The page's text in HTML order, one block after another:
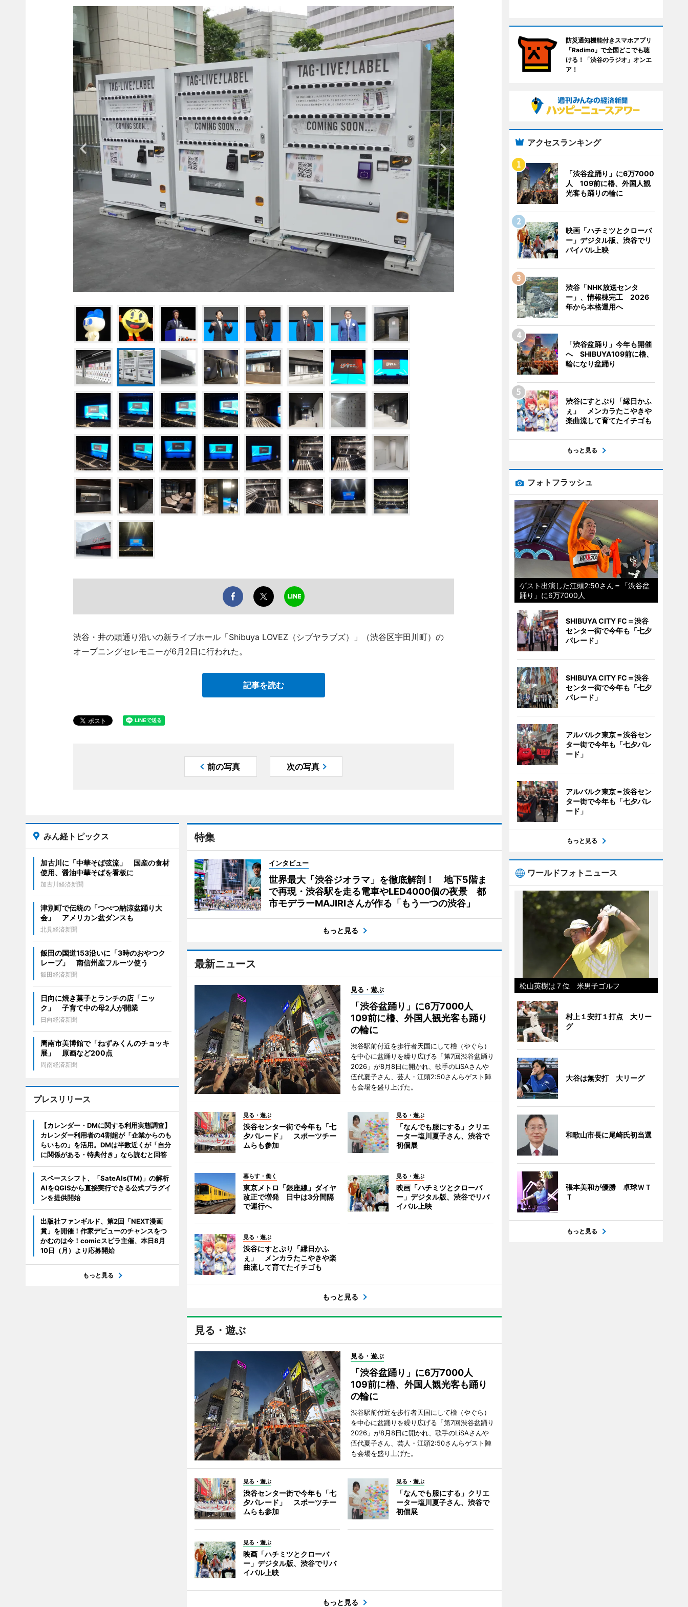
渋谷・井の頭通り沿いの新ライブホール「Shibuya LOVEZ（シブヤラブズ）」（渋谷区宇田川町）の
オープニングセレモニーが6月2日に行われた。
記事を読む
前の写真 次の写真
特集
インタビュー
世界最大「渋谷ジオラマ」を徹底解剖！ 地下5階ま
で再現・渋谷駅を走る電車やLED4000個の夜景 都
市モデラーMAJIRIさんが作る「もう一つの渋谷」
もっと見る
最新ニュース
見る・遊ぶ
「渋谷盆踊り」に6万7000人
109前に櫓、外国人観光客も踊り
の輪に
渋谷駅前付近を歩行者天国にして櫓（やぐら）
を中心に盆踊りを繰り広げる「第7回渋谷盆踊り
2026」が8月8日に開かれ、歌手のLiSAさんや
伍代夏子さん、芸人・江頭2:50さんらゲスト陣
も会場を盛り上げた。
見る・遊ぶ
渋谷センター街で今年も「七
夕パレード」 スポーツチー
ムらも参加
見る・遊ぶ
「なんでも服にする」クリエ
ーター塩川夏子さん、渋谷で
初個展
暮らす・働く
東京メトロ「銀座線」ダイヤ
改正で増発 日中は3分間隔
で運行へ
見る・遊ぶ
映画「ハチミツとクローバ
ー」デジタル版、渋谷でリバ
イバル上映
見る・遊ぶ
渋谷にすとぷり「縁日かふ
ぇ」 メンカラたこやきや楽
曲流して育てたイチゴも
もっと見る
見る・遊ぶ
見る・遊ぶ
「渋谷盆踊り」に6万7000人
109前に櫓、外国人観光客も踊り
の輪に
渋谷駅前付近を歩行者天国にして櫓（やぐら）
を中心に盆踊りを繰り広げる「第7回渋谷盆踊り
2026」が8月8日に開かれ、歌手のLiSAさんや
伍代夏子さん、芸人・江頭2:50さんらゲスト陣
も会場を盛り上げた。
見る・遊ぶ
渋谷センター街で今年も「七
夕パレード」 スポーツチー
ムらも参加
見る・遊ぶ
「なんでも服にする」クリエ
ーター塩川夏子さん、渋谷で
初個展
見る・遊ぶ
映画「ハチミツとクローバ
ー」デジタル版、渋谷でリバ
イバル上映
もっと見る
みん経トピックス
加古川に「中華そば弦流」 国産の食材
使用、醤油中華そばを看板に
加古川経済新聞
津別町で伝統の「つべつ納涼盆踊り大
会」 アメリカン盆ダンスも
北見経済新聞
飯田の国道153沿いに「3時のおやつク
レープ」 南信州産フルーツ使う
飯田経済新聞
日向に焼き菓子とランチの店「ニッ
ク」 子育て中の母2人が開業
日向経済新聞
周南市美博館で「ねずみくんのチョッキ
展」 原画など200点
周南経済新聞
プレスリリース
【カレンダー・DMに関する利用実態調査】
カレンダー利用者の4割超が「企業からのも
らいもの」を活用。DMは半数近くが「自分
に関係がある・特典付き」なら読むと回答
スペースシフト、「SateAIs(TM)」の解析
AIをQGISから直接実行できる公式プラグイ
ンを提供開始
出版社ファンギルド、第2回「NEXT漫画
賞」を開催！作家デビューのチャンスをつ
かむのは今！comicスピラ主催、本日8月
10日（月）より応募開始
もっと見る
防災通知機能付きスマホアプリ
「Radimo」で全国どこでも聴
ける！「渋谷のラジオ」オンエ
ア！
アクセスランキング
「渋谷盆踊り」に6万7000
人 109前に櫓、外国人観
光客も踊りの輪に
映画「ハチミツとクローバ
ー」デジタル版、渋谷でリ
バイバル上映
渋谷「NHK放送センタ
ー」、情報棟完工 2026
年から本格運用へ
「渋谷盆踊り」今年も開催
へ SHIBUYA109前に櫓、
輪になり盆踊り
渋谷にすとぷり「縁日かふ
ぇ」 メンカラたこやきや
楽曲流して育てたイチゴも
もっと見る
フォトフラッシュ
ゲスト出演した江頭2:50さん＝「渋谷盆
踊り」に6万7000人
SHIBUYA CITY FC＝渋谷
センター街で今年も「七夕
パレード」
SHIBUYA CITY FC＝渋谷
センター街で今年も「七夕
パレード」
アルバルク東京＝渋谷セン
ター街で今年も「七夕パレ
ード」
アルバルク東京＝渋谷セン
ター街で今年も「七夕パレ
ード」
もっと見る
ワールドフォトニュース
松山英樹は７位 米男子ゴルフ
村上１安打１打点 大リー
グ
大谷は無安打 大リーグ
和歌山市長に尾崎氏初当選
張本美和が優勝 卓球ＷＴ
Ｔ
もっと見る